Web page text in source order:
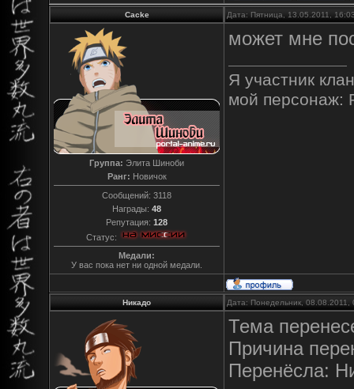
Cacke Дата: Пятница, 13.05.2011,
Группа: Элита Шиноби
Ранг: Новичок
Сообщений: 3118
Награды: 48
Репутация: 128
Статус:
Медали:
У вас пока нет ни одной медали.
может мне
Я участник
мой персонаж:
Никадо Дата: Понедельник,
Тема
Причина
Перенёсла: